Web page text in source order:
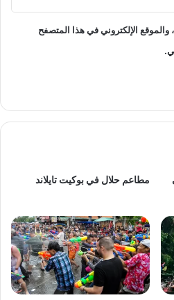
الإلكتروني في هذا المتصفح
مطاعم حلال في بوكيت تايلاند